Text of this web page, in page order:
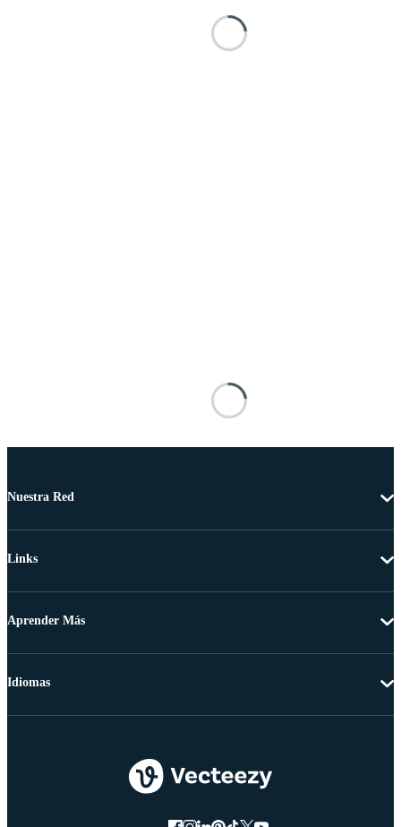
Nuestra Red
Links
Aprender Más
Idiomas